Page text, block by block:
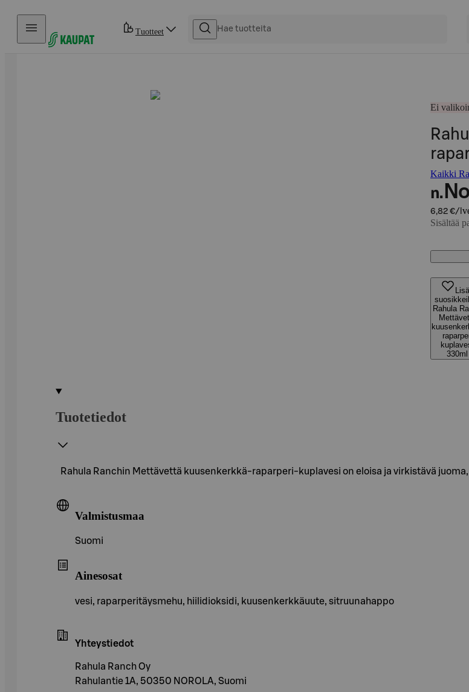
Hyppää sisältöön
Tuotteet
Ei
Kaikki
n.
6,82 €/l
Sisältää
Rahula
330ml
Tuotetiedot
Rahula Ranchin Mettävettä kuusenkerkkä-raparperi-kuplavesi on eloisa ja virkistävä
Valmistusmaa
Suomi
Ainesosat
vesi, raparperitäysmehu, hiilidioksidi, kuusenkerkkäuute, sitruunahappo
Yhteystiedot
Rahula Ranch Oy
Rahulantie 1A, 50350 NOROLA, Suomi